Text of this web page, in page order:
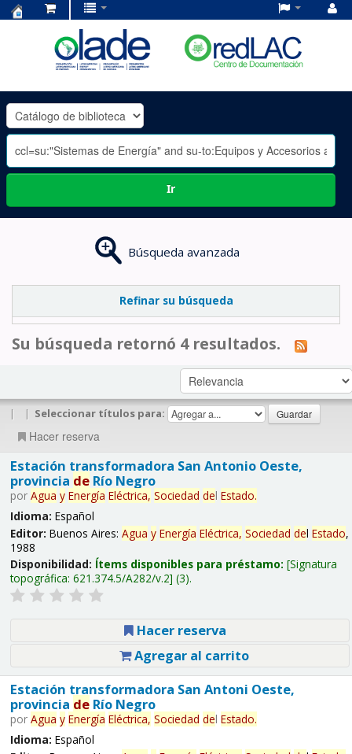
OLADE
-
Ir
Búsqueda avanzada
Refinar su búsqueda
Su búsqueda retornó 4 resultados.
| | Seleccionar títulos para:
Hacer reserva
Estación transformadora San Antonio Oeste,
provincia deRío Negro
por Agua y Energía Eléctrica, Sociedad del Estado.
Idioma: Español
Editor: Buenos Aires: Agua y Energía Eléctrica, Sociedad del Estado,
1988
Disponibilidad: Ítems disponibles para préstamo: Signatura
topográfica: 621.374.5/A282/v.2 (3).
Hacer reserva
Agregar al carrito
Estación transformadora San Antoni Oeste,
provincia deRío Negro
por Agua y Energía Eléctrica, Sociedad del Estado.
Idioma: Español